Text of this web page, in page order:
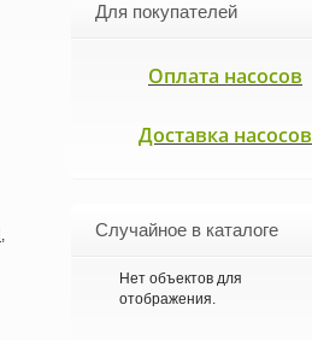
Для покупателей
Оплата насосов
Доставка насосов
Случайное в каталоге
Нет объектов для
отображения.
,